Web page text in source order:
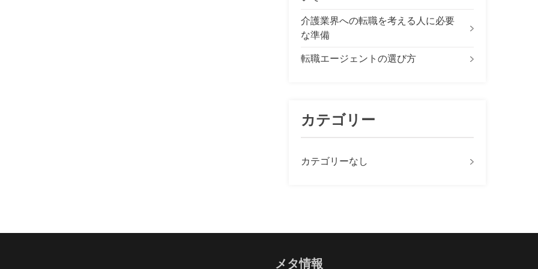
介護業界への転職を考える人に必要
な準備
転職エージェントの選び方
カテゴリー
カテゴリーなし
メタ情報